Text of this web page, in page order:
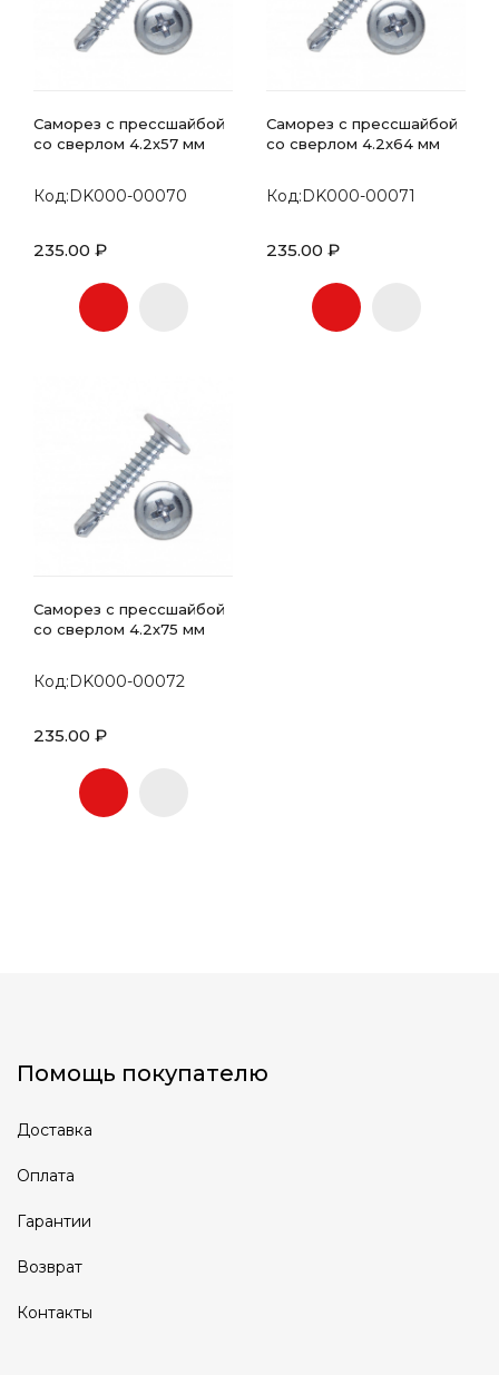
Саморез с прессшайбой
со сверлом 4.2х57 мм
Код:DK000-00070
235.00 ₽
Саморез с прессшайбой
со сверлом 4.2х64 мм
Код:DK000-00071
235.00 ₽
Саморез с прессшайбой
со сверлом 4.2х75 мм
Код:DK000-00072
235.00 ₽
Помощь покупателю
Доставка
Оплата
Гарантии
Возврат
Контакты